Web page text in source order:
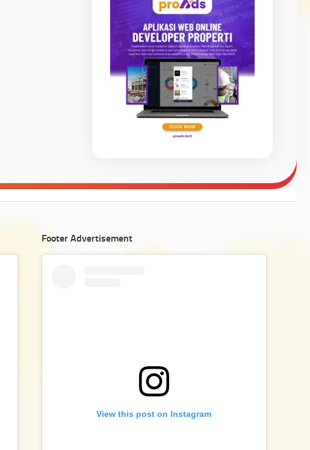
Footer Advertisement
View this post on Instagram